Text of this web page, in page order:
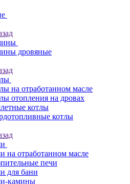
дровяные
на отработанном масле
отопления на дровах
котлы
котлы
на отработанном масле
печи
для бани
камины